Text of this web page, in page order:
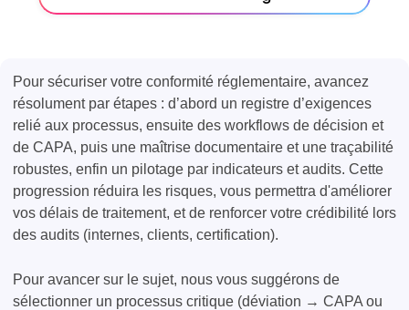
Pour sécuriser votre conformité réglementaire, avancez
résolument par étapes : d’abord un registre d’exigences
relié aux processus, ensuite des workflows de décision et
de CAPA, puis une maîtrise documentaire et une traçabilité
robustes, enfin un pilotage par indicateurs et audits. Cette
progression réduira les risques, vous permettra d'améliorer
vos délais de traitement, et de renforcer votre crédibilité lors
des audits (internes, clients, certification).
Pour avancer sur le sujet, nous vous suggérons de
sélectionner un processus critique (déviation → CAPA ou